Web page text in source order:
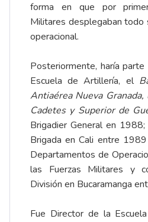
forma en que por
Militares desplegaban
operacional.
Posteriormente, haría
Escuela de Artillería, el
Antiaérea Nueva
Cadetes y Superior de
Brigadier General en
Brigada en Cali entre
Departamentos de
las Fuerzas Militares y
División en Bucaramanga
Fue Director de la